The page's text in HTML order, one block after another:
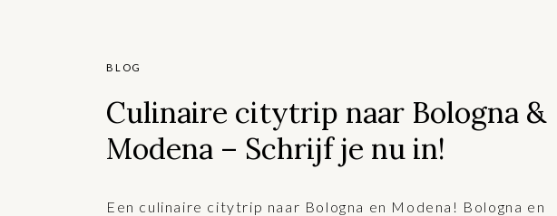
BLOG
Culinaire citytrip naar Bologna &
Modena – Schrijf je nu in!
Een culinaire citytrip naar Bologna en Modena! Bologna en